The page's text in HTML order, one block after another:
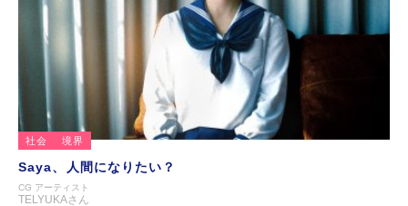
社会 境界
Saya、人間になりたい？
CG アーティスト
TELYUKAさん